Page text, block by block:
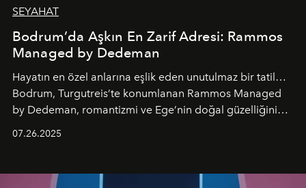
SEYAHAT
Bodrum’da Aşkın En Zarif Adresi: Rammos
Managed by Dedeman
Hayatın en özel anlarına eşlik eden unutulmaz bir tatil…
Bodrum, Turgutreis’te konumlanan Rammos Managed
by Dedeman, romantizmi ve Ege’nin doğal güzelliğini
07.26.2025